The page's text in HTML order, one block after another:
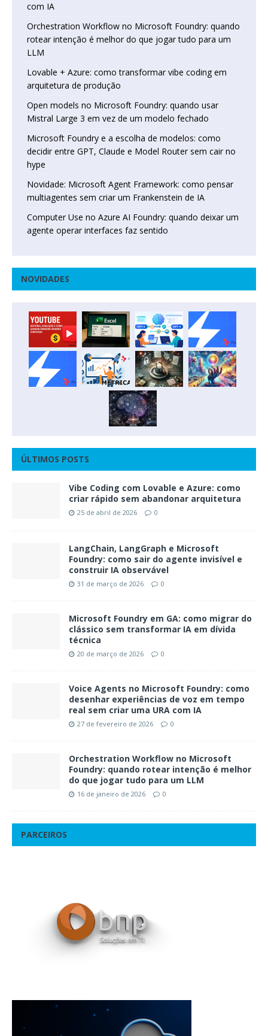
com IA
Orchestration Workflow no Microsoft Foundry: quando
rotear intenção é melhor do que jogar tudo para um
LLM
Lovable + Azure: como transformar vibe coding em
arquitetura de produção
Open models no Microsoft Foundry: quando usar
Mistral Large 3 em vez de um modelo fechado
Microsoft Foundry e a escolha de modelos: como
decidir entre GPT, Claude e Model Router sem cair no
hype
Novidade: Microsoft Agent Framework: como pensar
multiagentes sem criar um Frankenstein de IA
Computer Use no Azure AI Foundry: quando deixar um
agente operar interfaces faz sentido
NOVIDADES
ÚLTIMOS POSTS
Vibe Coding com Lovable e Azure: como
criar rápido sem abandonar arquitetura
25 de abril de 2026 0
LangChain, LangGraph e Microsoft
Foundry: como sair do agente invisível e
construir IA observável
31 de março de 2026 0
Microsoft Foundry em GA: como migrar do
clássico sem transformar IA em dívida
técnica
20 de março de 2026 0
Voice Agents no Microsoft Foundry: como
desenhar experiências de voz em tempo
real sem criar uma URA com IA
27 de fevereiro de 2026 0
Orchestration Workflow no Microsoft
Foundry: quando rotear intenção é melhor
do que jogar tudo para um LLM
16 de janeiro de 2026 0
PARCEIROS